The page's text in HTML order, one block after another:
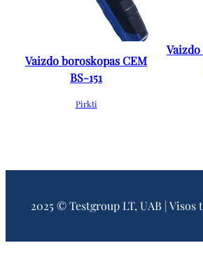
Vaizdo boroskopas CEM
BS-151
Pirkti
2025 © Testgroup LT, UAB | Visos